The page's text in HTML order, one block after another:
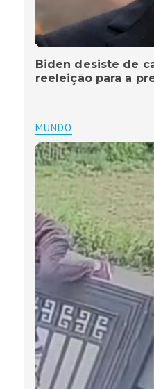
Biden desiste de
reeleição para a
MUNDO